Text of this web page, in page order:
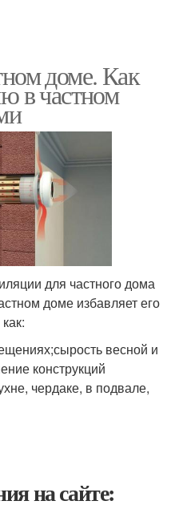
доме. Как
в частном
для частного дома
доме избавляет его
весной и
конструкций
чердаке, в подвале,
на сайте: